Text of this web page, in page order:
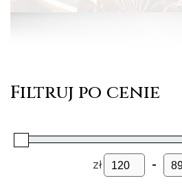
Filtruj po cenie
zł -